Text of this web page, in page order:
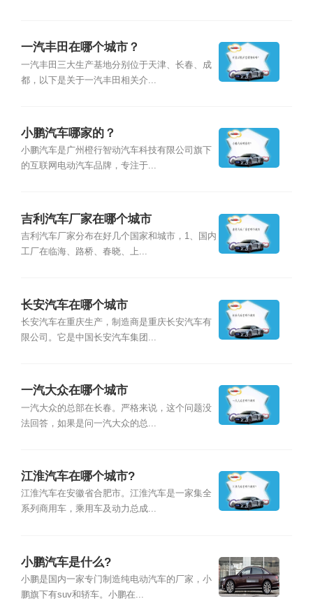
一汽丰田在哪个城市？
一汽丰田三大生产基地分别位于天津、长春、成
都，以下是关于一汽丰田相关介...
小鹏汽车哪家的？
小鹏汽车是广州橙行智动汽车科技有限公司旗下
的互联网电动汽车品牌，专注于...
吉利汽车厂家在哪个城市
吉利汽车厂家分布在好几个国家和城市，1、国内
工厂在临海、路桥、春晓、上...
长安汽车在哪个城市
长安汽车在重庆生产，制造商是重庆长安汽车有
限公司。它是中国长安汽车集团...
一汽大众在哪个城市
一汽大众的总部在长春。严格来说，这个问题没
法回答，如果是问一汽大众的总...
江淮汽车在哪个城市?
江淮汽车在安徽省合肥市。江淮汽车是一家集全
系列商用车，乘用车及动力总成...
小鹏汽车是什么?
小鹏是国内一家专门制造纯电动汽车的厂家，小
鹏旗下有suv和轿车。小鹏在...